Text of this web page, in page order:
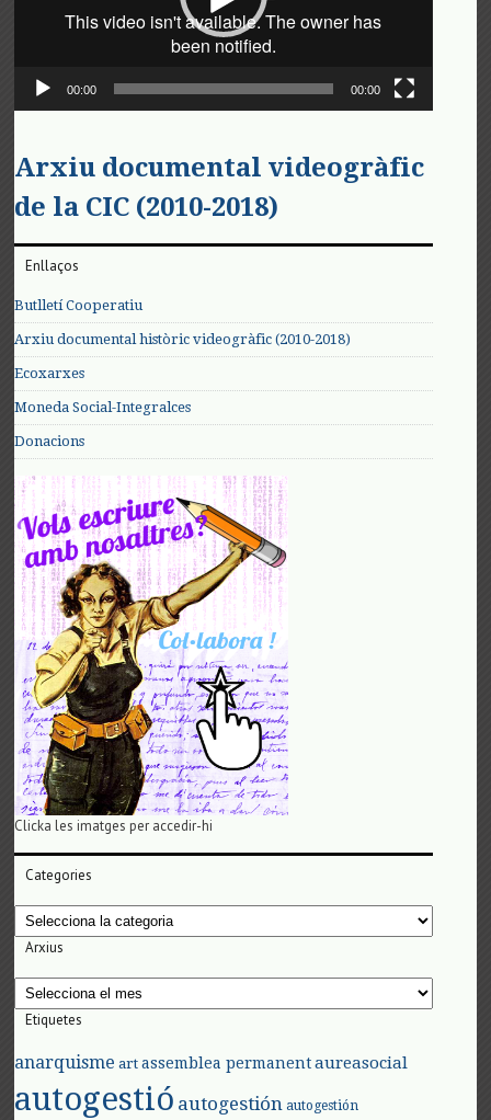
00:00 00:00
Arxiu documental videogràfic
de la CIC (2010-2018)
Enllaços
Butlletí Cooperatiu
Arxiu documental històric videogràfic (2010-2018)
Ecoxarxes
Moneda Social-Integralces
Donacions
Clicka les imatges per accedir-hi
Categories
Categories
Arxius
Arxius
Etiquetes
anarquisme art assemblea permanent aureasocial
autogestió autogestión autogestión